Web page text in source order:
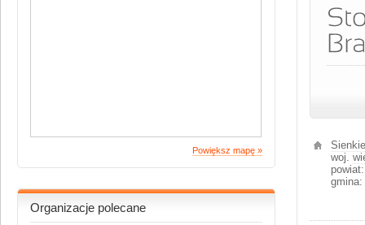
Powiększ mapę »
Organizacje polecane
woj.
gmina: